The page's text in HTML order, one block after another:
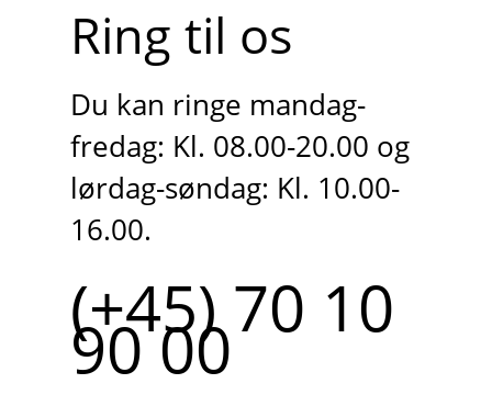
Ring til os
Du kan ringe mandag-
fredag: Kl. 08.00-20.00 og
lørdag-søndag: Kl. 10.00-
16.00.
(+45) 70 10
90 00